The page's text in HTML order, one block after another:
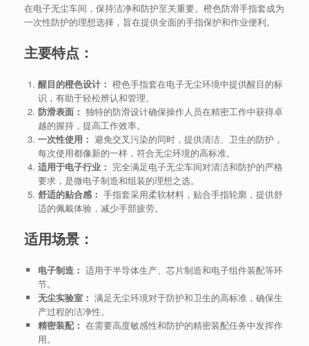
在电子无尘车间，保持洁净和防护至关重要。橙色防滑手指套成为
一次性防护的理想选择，旨在提供全面的手指保护和作业便利。
主要特点：
醒目的橙色设计： 橙色手指套在电子无尘环境中提供醒目的标
识，有助于轻松辨认和管理。
防滑表面： 独特的防滑设计确保操作人员在精密工作中获得卓
越的握持，提高工作效率。
一次性使用： 避免交叉污染的同时，提供清洁、卫生的防护，
每次使用都像新的一样，符合无尘环境的高标准。
适用于电子行业： 完全满足电子无尘车间对清洁和防护的严格
要求，是微电子制造和组装的理想之选。
舒适的贴合感： 手指套采用柔软材料，贴合手指轮廓，提供舒
适的佩戴体验，减少手部疲劳。
适用场景：
电子制造： 适用于半导体生产、芯片制造和电子组件装配等环
节。
无尘实验室： 满足无尘环境对于防护和卫生的高标准，确保生
产过程的洁净性。
精密装配： 在需要高度敏感性和防护的精密装配任务中发挥作
用。